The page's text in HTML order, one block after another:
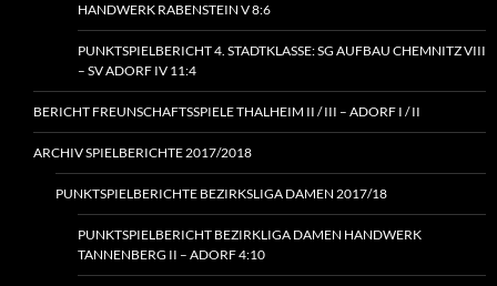
HANDWERK RABENSTEIN V 8:6
PUNKTSPIELBERICHT 4. STADTKLASSE: SG AUFBAU CHEMNITZ VIII
– SV ADORF IV 11:4
BERICHT FREUNSCHAFTSSPIELE THALHEIM II / III – ADORF I / II
ARCHIV SPIELBERICHTE 2017/2018
PUNKTSPIELBERICHTE BEZIRKSLIGA DAMEN 2017/18
PUNKTSPIELBERICHT BEZIRKLIGA DAMEN HANDWERK
TANNENBERG II – ADORF 4:10